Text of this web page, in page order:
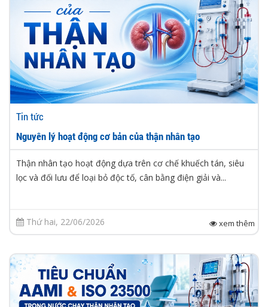
Tin tức
Nguyên lý hoạt động cơ bản của thận nhân tạo
Thận nhân tạo hoạt động dựa trên cơ chế khuếch tán, siêu
lọc và đối lưu để loại bỏ độc tố, cân bằng điện giải và...
Thứ hai, 22/06/2026 xem thêm